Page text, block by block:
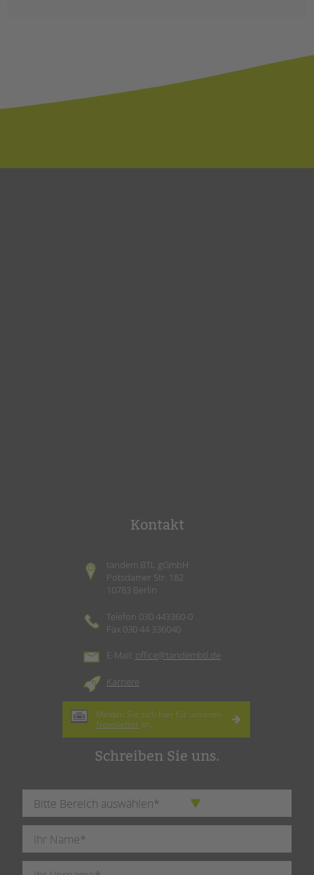
Kontakt
tandem BTL gGmbH
Potsdamer Str. 182
10783 Berlin
Telefon 030 443360-0
Fax 030 44 336040
E-Mail: office@tandembtl.de
Karriere
Melden Sie sich hier für unseren
Newsletter an.
Schreiben Sie uns.